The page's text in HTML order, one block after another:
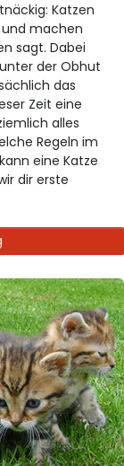
Katzen
und machen
sagt. Dabei
der Obhut
das
Zeit eine
alles
Regeln im
eine Katze
dir erste